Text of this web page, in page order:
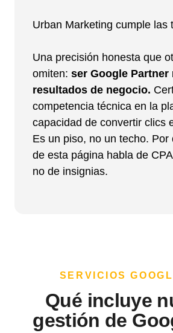
Urban Marketing cumple las
Una precisión honesta que
omiten: ser Google Partner
resultados de negocio.
competencia técnica en la
capacidad de convertir clics
Es un piso, no un techo. Por
de esta página habla de
no de insignias.
SERVICIOS
Qué incluye
gestión de